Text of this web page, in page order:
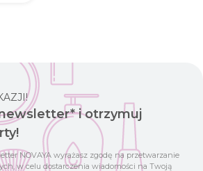
i otrzymuj
NOVAYA wyrażasz zgodę na przetwarzanie
w celu dostarczenia wiadomości na Twoją